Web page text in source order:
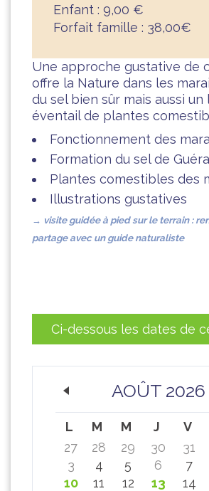
Enfant : 9,00 €
Forfait famille : 38,00€
Une approche gustative de
offre la Nature dans les
du sel bien sûr mais aussi un
éventail de plantes
Fonctionnement des
Formation du sel de
Plantes comestibles des
Illustrations gustatives
→ visite guidée à pied surle terrain :
partage avec un guide naturaliste
Ci-dessous les dates de
AOÛT 2026
L M M J V
27
28 29 30 31
3
4 5 6 7
10
11 12 13 14